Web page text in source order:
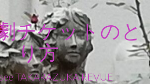
チケットのと
り方
TAKARAZUKA REVUE